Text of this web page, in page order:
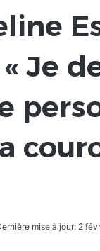
Je
mise à jour: 2